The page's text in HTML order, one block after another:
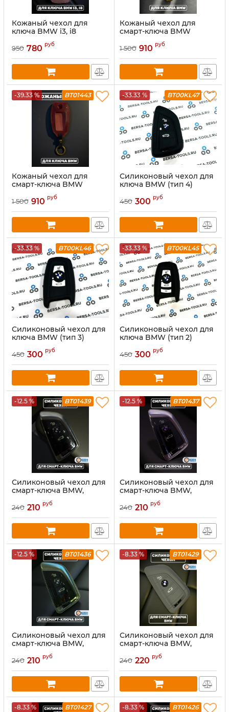
Кожаный чехол для
ключа BMW i3, i8
коричневого цвета
950 780 руб
Кожаный чехол для
смарт-ключа BMW
1 500 910 руб
-39.33 % BT01443
Кожаный чехол для
смарт-ключа BMW
1 500 910 руб
-33.33 % BT00KL47
Силиконовый чехол для
ключа BMW (тип 4)
450 300 руб
-33.33 % BT00KL46
Силиконовый чехол для
ключа BMW (тип 3)
450 300 руб
-33.33 % BT00KL45
Силиконовый чехол для
ключа BMW (тип 2)
450 300 руб
-12.5 % BT01439
Силиконовый чехол для
смарт-ключа BMW,
240 210 руб
-12.5 % BT01437
Силиконовый чехол для
смарт-ключа BMW,
фиолетовый
240 210 руб
-12.5 % BT01436
Силиконовый чехол для
смарт-ключа BMW,
240 210 руб
-8.33 % BT01429
Силиконовый чехол для
смарт-ключа BMW,
240 220 руб
-8.33 % BT01427 -8.33 % BT01426